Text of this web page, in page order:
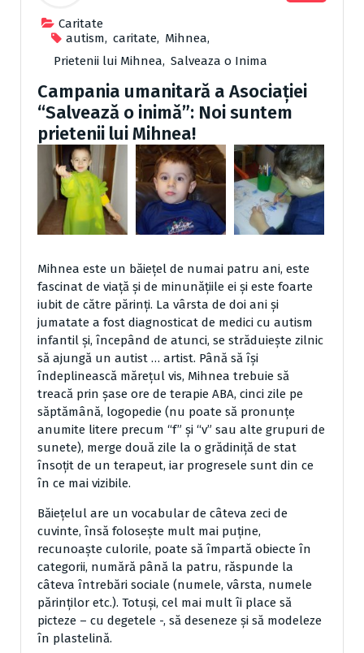
Caritate
autism, caritate, Mihnea,
Prietenii lui Mihnea, Salveaza o Inima
Campania umanitară a Asociației
“Salvează o inimă”: Noi suntem
prietenii lui Mihnea!
Mihnea este un băiețel de numai patru ani, este
fascinat de viață și de minunățiile ei și este foarte
iubit de către părinți. La vârsta de doi ani și
jumatate a fost diagnosticat de medici cu autism
infantil și, începând de atunci, se străduiește zilnic
să ajungă un autist … artist. Până să își
îndeplinească mărețul vis, Mihnea trebuie să
treacă prin șase ore de terapie ABA, cinci zile pe
săptămână, logopedie (nu poate să pronunțe
anumite litere precum “f” și “v” sau alte grupuri de
sunete), merge două zile la o grădiniță de stat
însoțit de un terapeut, iar progresele sunt din ce
în ce mai vizibile.
Băiețelul are un vocabular de câteva zeci de
cuvinte, însă folosește mult mai puține,
recunoaște culorile, poate să împartă obiecte în
categorii, numără până la patru, răspunde la
câteva întrebări sociale (numele, vârsta, numele
părinților etc.). Totuși, cel mai mult îi place să
picteze – cu degetele -, să deseneze și să modeleze
în plastelină.